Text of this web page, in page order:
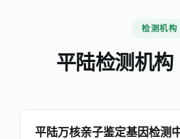
检测机构
平陆检测机构
平陆万核亲子鉴定基因检测